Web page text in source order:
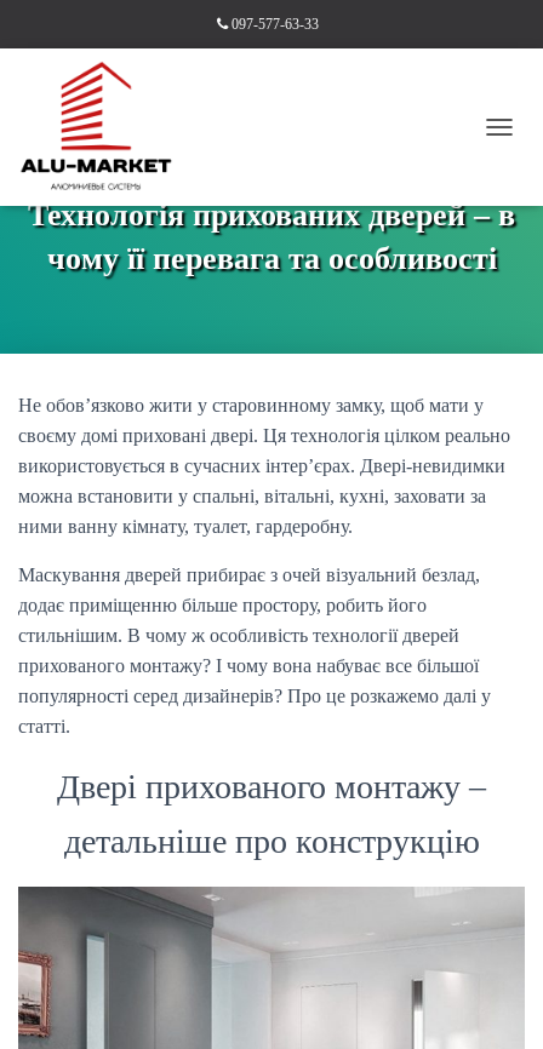
097-577-63-33
Е
И
І
Г
Технологія прихованих дверей – в
чому її перевага та особливості
Не обов’язково жити у старовинному замку, щоб мати у
своєму домі приховані двері. Ця технологія цілком реально
використовується в сучасних інтер’єрах. Двері-невидимки
можна встановити у спальні, вітальні, кухні, заховати за
ними ванну кімнату, туалет, гардеробну.
Маскування дверей прибирає з очей візуальний безлад,
додає приміщенню більше простору, робить його
стильнішим. В чому ж особливість технології дверей
прихованого монтажу? І чому вона набуває все більшої
популярності серед дизайнерів? Про це розкажемо далі у
статті.
Двері прихованого монтажу –
детальніше про конструкцію